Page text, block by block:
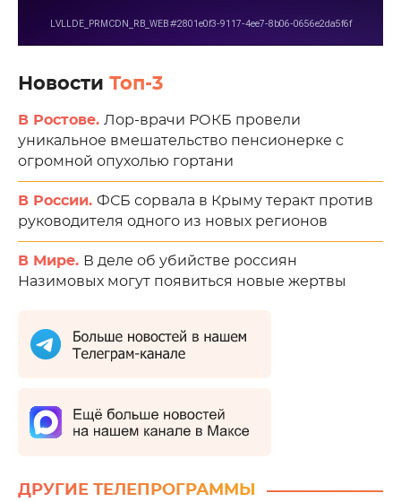
Новости Топ-3
В Ростове. Лор-врачи РОКБ провели
уникальное вмешательство пенсионерке с
огромной опухолью гортани
В России. ФСБ сорвала в Крыму теракт против
руководителя одного из новых регионов
В Мире. В деле об убийстве россиян
Назимовых могут появиться новые жертвы
ДРУГИЕ ТЕЛЕПРОГРАММЫ